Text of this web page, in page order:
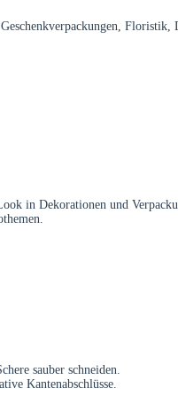
Floristik,
in Dekorationen und
sauber schneiden.
Kantenabschlüsse.